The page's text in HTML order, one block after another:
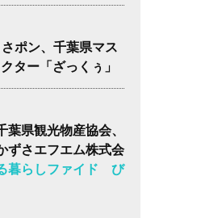
ポン、千葉県マス
ター「ざっくぅ」
県観光物産協会、
ずさエフエム株式会
暮らしファイド び